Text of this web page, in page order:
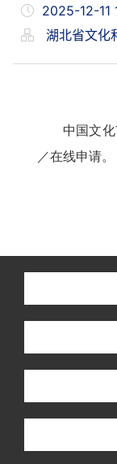
2025-12-11
湖北省文化
中国文
／在线申请。